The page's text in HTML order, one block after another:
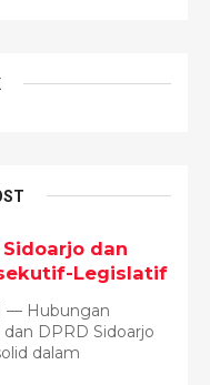
dan
Legislatif
— Hubungan
DPRD Sidoarjo
dalam